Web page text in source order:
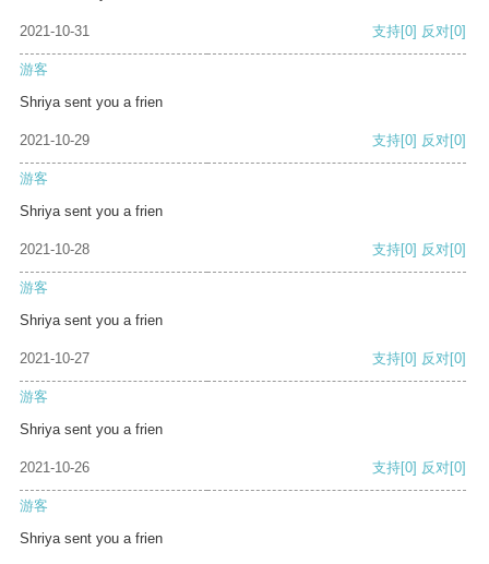
2021-10-31 支持[0] 反对[0]
游客
Shriya sent you a frien
2021-10-29 支持[0] 反对[0]
游客
Shriya sent you a frien
2021-10-28 支持[0] 反对[0]
游客
Shriya sent you a frien
2021-10-27 支持[0] 反对[0]
游客
Shriya sent you a frien
2021-10-26 支持[0] 反对[0]
游客
Shriya sent you a frien